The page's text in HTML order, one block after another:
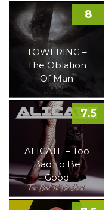
TOWERING –
The Oblation
Of Man
8
ALICATE – Too
Bad To Be
Good
7.5